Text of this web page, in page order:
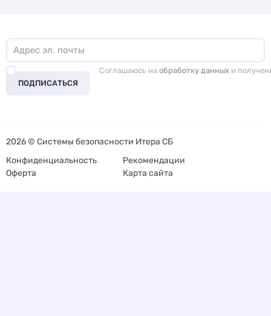
ПОДПИСАТЬСЯ
Соглашаюсь на обработку данных и
2026 © Системы безопасности Итера СБ
Конфиденциальность
Рекомендации
Оферта
Карта сайта